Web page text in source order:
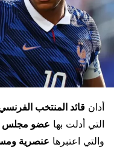
أدان قائد المنتخب
التي أدلت بها عضو مجلس
والتي اعتبرها عنصرية